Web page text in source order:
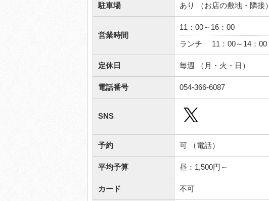
駐車場 あり （お店の敷地・隣接）
営業時間
11：00～16：00
ランチ 11：00～14：00
定休日 毎週 （月・火・日）
電話番号 054-366-6087
SNS
予約 可 （電話）
平均予算 昼：1,500円～
カード 不可